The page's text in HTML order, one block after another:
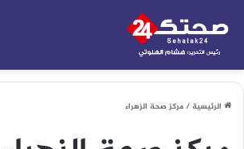
الرئيسية/مركز صحة الزهراء